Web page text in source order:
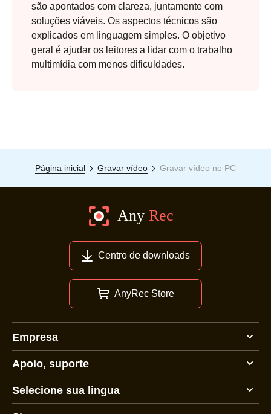
são apontados com clareza, juntamente com
soluções viáveis. Os aspectos técnicos são
explicados em linguagem simples. O objetivo
geral é ajudar os leitores a lidar com o trabalho
multimídia com menos dificuldades.
Página inicial Gravar vídeo Gravar vídeo no PC
Centro de downloads
AnyRec Store
Empresa
Apoio, suporte
Selecione sua lingua